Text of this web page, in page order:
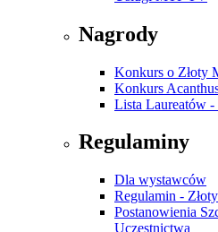
Nagrody
Konkurs o Złoty
Konkurs
Lista Laureatów -
Regulaminy
Dla wystawców
Regulamin -
Postanowienia
Uczestnictwa